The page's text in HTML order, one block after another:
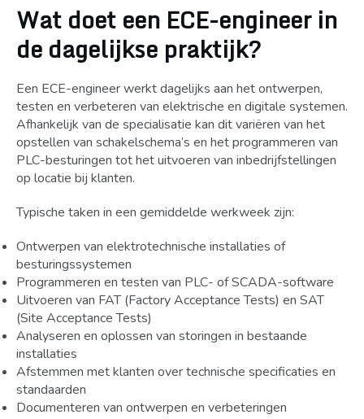
Wat doet een ECE-engineer in
de dagelijkse praktijk?
Een ECE-engineer werkt dagelijks aan het ontwerpen,
testen en verbeteren van elektrische en digitale systemen.
Afhankelijk van de specialisatie kan dit variëren van het
opstellen van schakelschema’s en het programmeren van
PLC-besturingen tot het uitvoeren van inbedrijfstellingen
op locatie bij klanten.
Typische taken in een gemiddelde werkweek zijn:
Ontwerpen van elektrotechnische installaties of
besturingssystemen
Programmeren en testen van PLC- of SCADA-software
Uitvoeren van FAT (Factory Acceptance Tests) en SAT
(Site Acceptance Tests)
Analyseren en oplossen van storingen in bestaande
installaties
Afstemmen met klanten over technische specificaties en
standaarden
Documenteren van ontwerpen en verbeteringen